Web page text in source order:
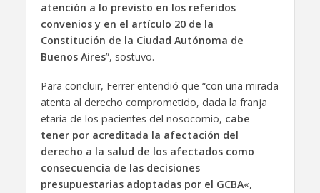
atención a lo previsto en los referidos
convenios y en el artículo 20 de la
Constitución de la Ciudad Autónoma de
Buenos Aires”, sostuvo.
Para concluir, Ferrer entendió que “con una mirada
atenta al derecho comprometido, dada la franja
etaria de los pacientes del nosocomio, cabe
tener por acreditada la afectación del
derecho a la salud de los afectados como
consecuencia de las decisiones
presupuestarias adoptadas por el GCBA«,